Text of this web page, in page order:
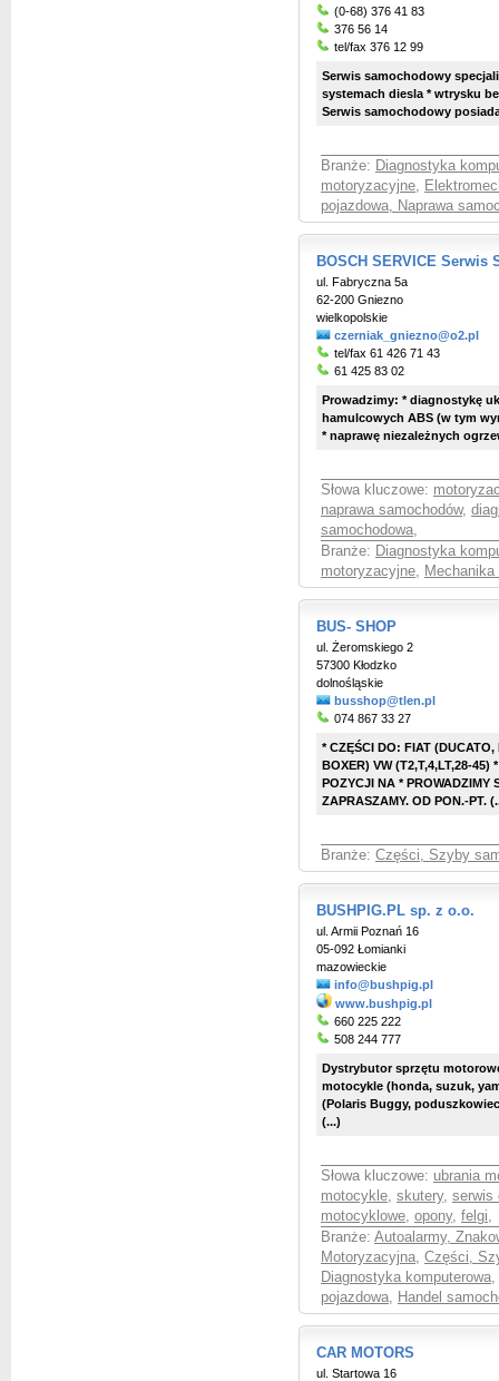
(0-68) 376 41 83
376 56 14
tel/fax 376 12 99
Serwis samochodowy
systemach diesla * wtrysku
Serwis samochodowy
Branże: Diagnostyka
motoryzacyjne,
pojazdowa, Naprawa
BOSCH SERVICE Serwis
ul. Fabryczna 5a
62-200 Gniezno
wielkopolskie
czerniak_gniezno@o2.pl
tel/fax 61 426 71 43
61 425 83 02
Prowadzimy: * diagnostykę
hamulcowych ABS (w tym
* naprawę niezależnych
Słowa kluczowe:
naprawa samochodów,
samochodowa,
Branże: Diagnostyka
motoryzacyjne,
BUS- SHOP
ul. Żeromskiego 2
57300 Kłodzko
dolnośląskie
busshop@tlen.pl
074 867 33 27
* CZĘŚCI DO: FIAT
BOXER) VW (T2,T,4,LT,28-45)
POZYCJI NA * PROWADZIMY
ZAPRASZAMY. OD PON.-PT.
Branże: Części, Szyby
BUSHPIG.PL sp. z o.o.
ul. Armii Poznań 16
05-092 Łomianki
mazowieckie
info@bushpig.pl
www.bushpig.pl
660 225 222
508 244 777
Dystrybutor sprzętu
motocykle (honda, suzuk,
(Polaris Buggy,
(...)
Słowa kluczowe: ubrania
motocykle, skutery, serwis
motocyklowe, opony, felgi,
Branże: Autoalarmy,
Motoryzacyjna, Części,
Diagnostyka komputerowa,
pojazdowa, Handel
CAR MOTORS
ul. Startowa 16